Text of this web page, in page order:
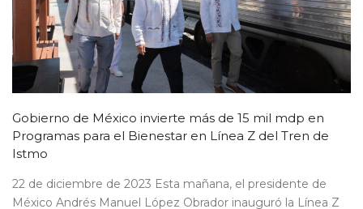
Gobierno de México invierte más de 15 mil mdp en
Programas para el Bienestar en Línea Z del Tren de
Istmo
22 de diciembre de 2023 Esta mañana, el presidente de
México Andrés Manuel López Obrador inauguró la Línea Z